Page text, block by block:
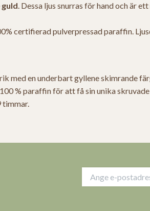
guld. Dessa ljus snurras för hand och är
certifierad pulverpressad paraffin.
med en underbart gyllene skimrande
% paraffin för att få sin unika
timmar.